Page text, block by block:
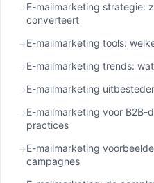
E-mailmarketing strategie:
converteert
E-mailmarketing tools:
E-mailmarketing trends:
E-mailmarketing
E-mailmarketing voor B2B-
practices
E-mailmarketing
campagnes